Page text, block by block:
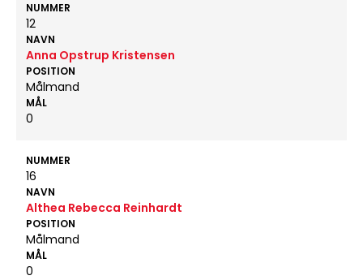
NUMMER
12
NAVN
Anna Opstrup Kristensen
POSITION
Målmand
MÅL
0
NUMMER
16
NAVN
Althea Rebecca Reinhardt
POSITION
Målmand
MÅL
0